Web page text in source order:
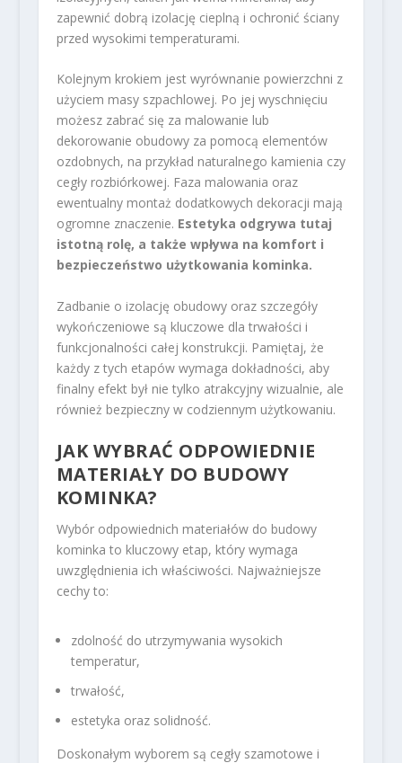
zapewnić dobrą izolację cieplną i ochronić ściany
przed wysokimi temperaturami.
Kolejnym krokiem jest wyrównanie powierzchni z
użyciem masy szpachlowej. Po jej wyschnięciu
możesz zabrać się za malowanie lub
dekorowanie obudowy za pomocą elementów
ozdobnych, na przykład naturalnego kamienia czy
cegły rozbiórkowej. Faza malowania oraz
ewentualny montaż dodatkowych dekoracji mają
ogromne znaczenie. Estetyka odgrywa tutaj
istotną rolę, a także wpływa na komfort i
bezpieczeństwo użytkowania kominka.
Zadbanie o izolację obudowy oraz szczegóły
wykończeniowe są kluczowe dla trwałości i
funkcjonalności całej konstrukcji. Pamiętaj, że
każdy z tych etapów wymaga dokładności, aby
finalny efekt był nie tylko atrakcyjny wizualnie, ale
również bezpieczny w codziennym użytkowaniu.
JAK WYBRAĆ ODPOWIEDNIE
MATERIAŁY DO BUDOWY
KOMINKA?
Wybór odpowiednich materiałów do budowy
kominka to kluczowy etap, który wymaga
uwzględnienia ich właściwości. Najważniejsze
cechy to:
zdolność do utrzymywania wysokich
temperatur,
trwałość,
estetyka oraz solidność.
Doskonałym wyborem są cegły szamotowe i